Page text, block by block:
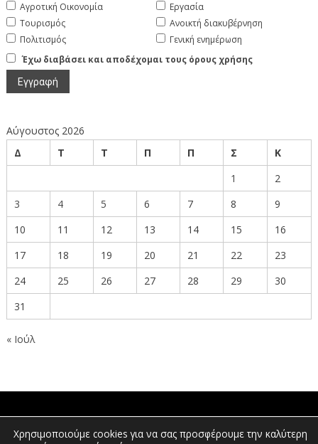
Αγροτική Οικονομία
Τουρισμός
Πολιτισμός
Εργασία
Ανοικτή διακυβέρνηση
Γενική ενημέρωση
Έχω διαβάσει και αποδέχομαι τους όρους χρήσης
Αύγουστος 2026
Δ
Τ Τ Π Π Σ
Κ
1
2
3
4 5 6 7 8
9
10
11 12 13 14 15
16
17
18 19 20 21 22
23
24
25 26 27 28 29
30
31
« Ιούλ
ΠΟΛΙΤΕΣ
Χρησιμοποιούμε cookies για να σας προσφέρουμε την καλύτερη